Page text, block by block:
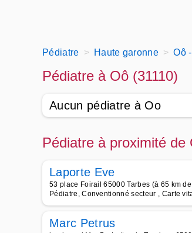
Pédiatre Haute garonne Oô
Pédiatre à Oô (31110)
Aucun pédiatre à Oo
Pédiatre à proximité de
Laporte Eve
53 place Foirail 65000 Tarbes (à 65 km
Pédiatre, Conventionné secteur , Carte
Marc Petrus